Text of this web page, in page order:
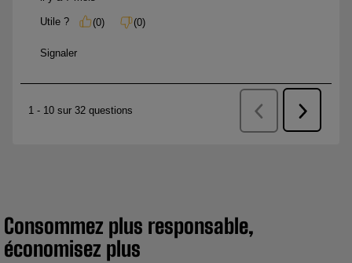
Consommez plus responsable,
économisez plus